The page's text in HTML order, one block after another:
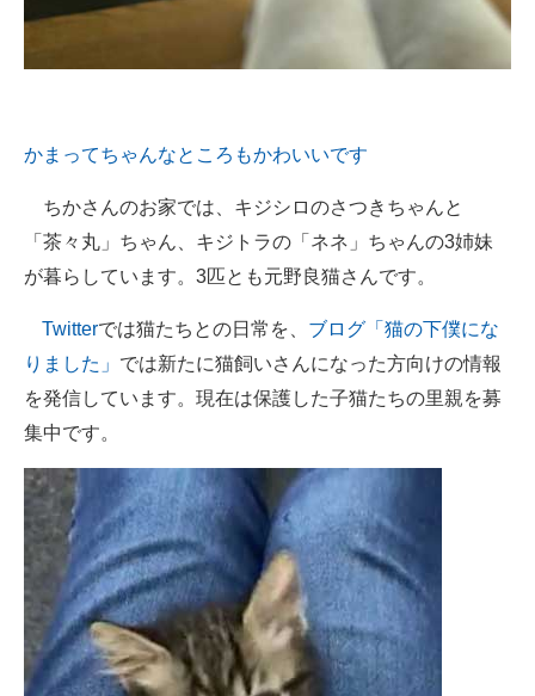
かまってちゃんなところもかわいいです
ちかさんのお家では、キジシロのさつきちゃんと
「茶々丸」ちゃん、キジトラの「ネネ」ちゃんの3姉妹
が暮らしています。3匹とも元野良猫さんです。
Twitterでは猫たちとの日常を、 ブログ「猫の下僕にな
りました」 では新たに猫飼いさんになった方向けの情報
を発信しています。現在は保護した子猫たちの里親を募
集中です。